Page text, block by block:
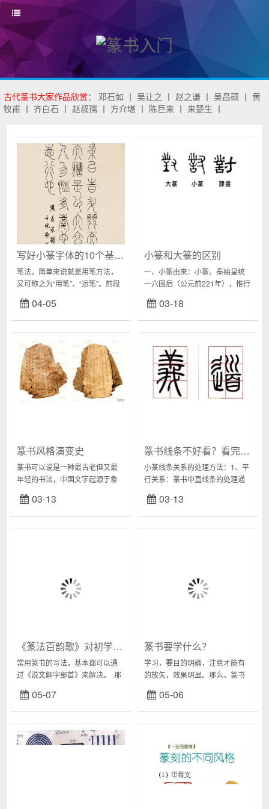
古代篆书大家作品欣赏： 邓石如 丨 吴让之 丨 赵之谦 丨 吴昌硕 丨 黄
牧甫 丨 齐白石 丨 赵叔孺 丨 方介堪 丨 陈巨来 丨 来楚生 丨
写好小篆字体的10个基本笔法
笔法，简单来说就是用笔方法，
又可称之为“用笔”、“运笔”。前段
将笔法进行更细微解释，感觉有
所收获，在此也与诸位共享。柳
04-05
小篆和大篆的区别
一、小篆由来：小篆，秦始皇统
一六国后（公元前221年），推行
政策，由丞相李斯负责，在秦国
原来使用的大篆籀文的基础上，
03-18
篆书风格演变史
篆书可以说是一种最古老但又最
年轻的书法，中国文字起源于象
简单地仅用声音符号来做文字记
录。象形文字本身即有造型的要
03-13
篆书线条不好看？看完烦恼少一半！
小篆线条关系的处理方法：1、平
行关系：篆书中直线条的处理通
个横画，这些横画也不是真正的
直横，也是呈弧形的横。篆书中
03-13
《篆法百韵歌》对初学者掌握篆书规律，深入学习篆书，都有很大的帮助！
常用篆书的写法，基本都可以通
过《说文解字部首》来解决。 那
父、牙、花、鸟、乌、必、庚、
康、焉、惊、学...
05-07
篆书要学什么？
学习，要目的明确，注意才能有
的放矢，效果明显。那么，篆书
些呢？01/练线条篆书的线条在草
书，尤其大草中会有大量运用，
05-06